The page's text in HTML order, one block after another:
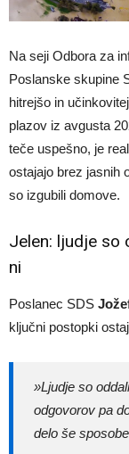
Na seji Odbora za
Poslanske skupine
hitrejšo in
plazov iz avgusta
teče uspešno, je
ostajajo brez jasnih
so izgubili domove.
Jelen: ljudje so
ni
Poslanec SDS
ključni postopki
»Ljudje so
odgovorov pa
delo še